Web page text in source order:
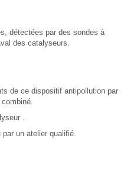
détectées par des sondes à
des catalyseurs.
de ce dispositif antipollution par
.
un atelier qualifié.